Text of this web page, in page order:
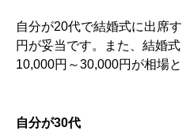
自分が20代で結婚式に出席
円が妥当です。また、結婚
10,000円～30,000円が相場と
自分が30代